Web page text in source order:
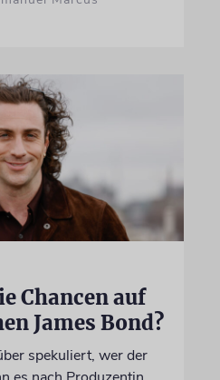
Chancen auf
James Bond?
spekuliert, wer der